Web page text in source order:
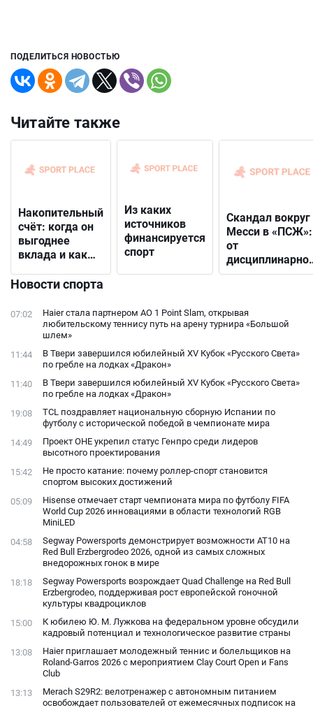
ПОДЕЛИТЬСЯ НОВОСТЬЮ
Читайте также
Накопительный
счёт: когда он
выгоднее
вклада и как
подходящий
Из каких
источников
финансируется
спорт
Скандал вокруг
Месси в «ПСЖ»:
от
решения до
фанатами
Новости спорта
07:02
Haier стала партнером AO 1 Point Slam, открывая
любительскому теннису путь на арену турнира «Большой
шлем»
11:44
В Твери завершился юбилейный XV Кубок «Русского Света»
по гребле на лодках «Дракон»
11:40
В Твери завершился юбилейный XV Кубок «Русского Света»
по гребле на лодках «Дракон»
19:08
TCL поздравляет национальную сборную Испании по
футболу с исторической победой в чемпионате мира
14:49
Проект ОНЕ укрепил статус Генпро среди лидеров
высотного проектирования
15:42
Не просто катание: почему роллер-спорт становится
спортом высоких достижений
05:09
Hisense отмечает старт чемпионата мира по футболу FIFA
World Cup 2026 инновациями в области технологий RGB
MiniLED
04:58
Segway Powersports демонстрирует возможности AT10 на
Red Bull Erzbergrodeo 2026, одной из самых сложных
внедорожных гонок в мире
18:18
Segway Powersports возрождает Quad Challenge на Red Bull
Erzbergrodeo, поддерживая рост европейской гоночной
культуры квадроциклов
15:00
К юбилею Ю. М. Лужкова на федеральном уровне обсудили
кадровый потенциал и технологическое развитие страны
13:08
Haier приглашает молодежный теннис и болельщиков на
Roland-Garros 2026 с мероприятием Clay Court Open и Fans
Club
13:13
Merach S29R2: велотренажер с автономным питанием
освобождает пользователей от ежемесячных подписок на